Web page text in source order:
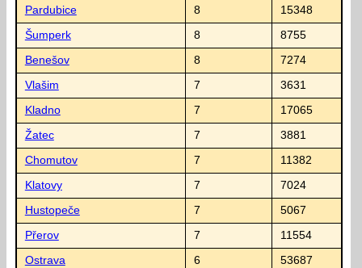
Pardubice 8 15348
Šumperk 8 8755
Benešov 8 7274
Vlašim 7 3631
Kladno 7 17065
Žatec 7 3881
Chomutov 7 11382
Klatovy 7 7024
Hustopeče 7 5067
Přerov 7 11554
Ostrava 6 53687